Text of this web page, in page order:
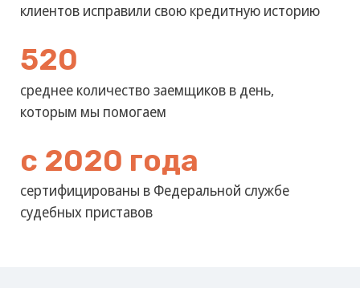
сертифицированы в Федеральной службе
Как узнать сумму
задолженности?
Через наш сервис
ВЛичном кабинетена нашем сайте.